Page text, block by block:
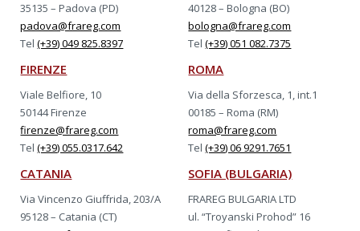
35135 – Padova (PD)
padova@frareg.com
Tel(+39) 049 825.8397
40128 – Bologna (BO)
bologna@frareg.com
Tel(+39) 051 082.7375
FIRENZE
Viale Belfiore, 10
50144 Firenze
firenze@frareg.com
Tel(+39) 055.0317.642
ROMA
Via della Sforzesca, 1, int.1
00185 – Roma (RM)
roma@frareg.com
Tel(+39) 06 9291.7651
CATANIA
Via Vincenzo Giuffrida, 203/A
95128 – Catania (CT)
SOFIA (BULGARIA)
FRAREG BULGARIA LTD
ul. “Troyanski Prohod” 16